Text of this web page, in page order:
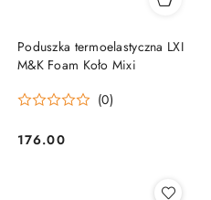
Poduszka termoelastyczna LXI
M&K Foam Koło Mixi
(0)
Cena:
176.00